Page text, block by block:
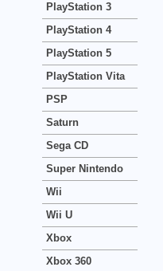
PlayStation 3
PlayStation 4
PlayStation 5
PlayStation Vita
PSP
Saturn
Sega CD
Super Nintendo
Wii
Wii U
Xbox
Xbox 360